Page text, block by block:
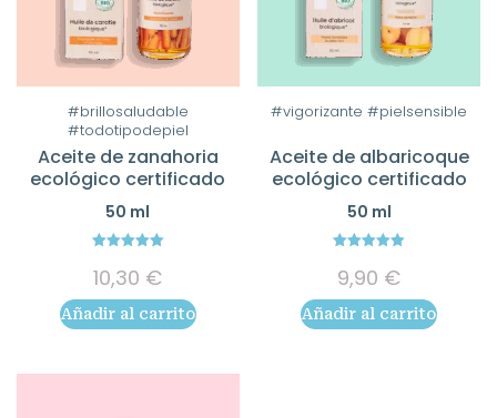
#brillosaludable
#todotipodepiel
Aceite de zanahoria
ecológico certificado
50 ml
out of 5
10,30 €
Añadir al carrito
#vigorizante #pielsensible
Aceite de albaricoque
ecológico certificado
50 ml
out of 5
9,90 €
Añadir al carrito